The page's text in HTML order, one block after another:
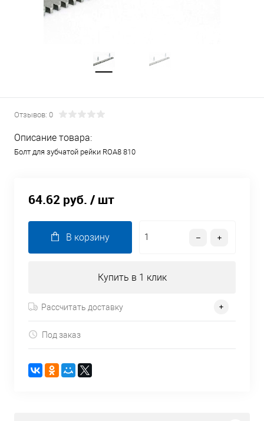
Отзывов: 0
Описание товара:
Болт для зубчатой рейки ROA8 810
64.62 руб. / шт
В корзину
Купить в 1 клик
Рассчитать доставку
Под заказ